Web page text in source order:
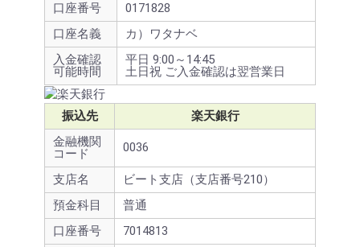
口座番号
0171828
口座名義
カ）ワタナベ
入金確認
可能時間
平日 9:00～14:45
土日祝 ご入金確認は翌営業日
振込先
楽天銀行
金融機関
コード
0036
支店名
ビート支店（支店番号210）
預金科目
普通
口座番号
7014813